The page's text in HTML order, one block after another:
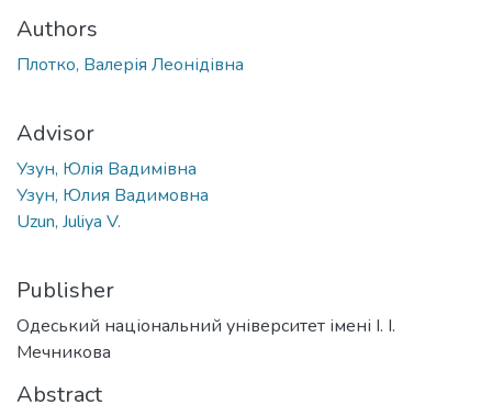
Authors
Плотко, Валерія Леонідівна
Advisor
Узун, Юлія Вадимівна
Узун, Юлия Вадимовна
Uzun, Juliya V.
Publisher
Одеський національний університет імені І. І.
Мечникова
Abstract